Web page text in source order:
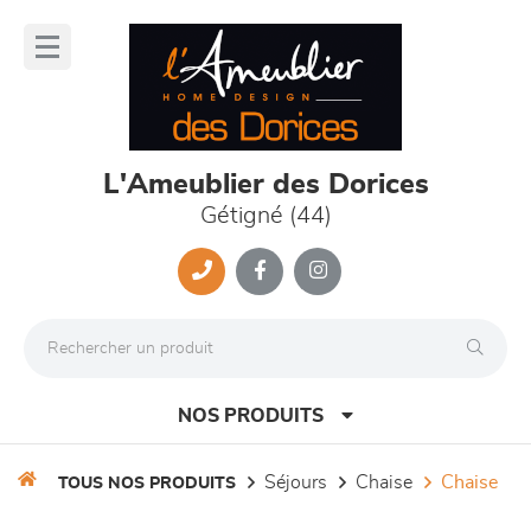
L'Ameublier des Dorices
Gétigné (44)
NOS PRODUITS
TOUS NOS PRODUITS séjours chaise chaise